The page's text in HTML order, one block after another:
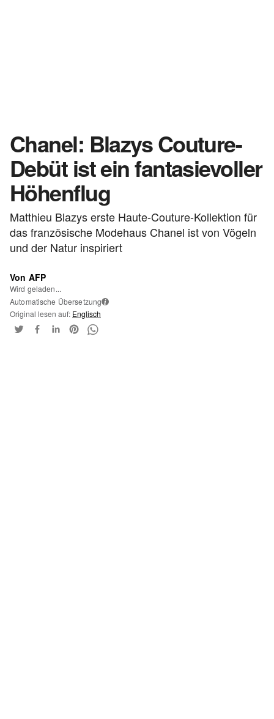
Chanel: Blazys Couture-
Debüt ist ein fantasievoller
Höhenflug
Matthieu Blazys erste Haute-Couture-Kollektion für
das französische Modehaus Chanel ist von Vögeln
und der Natur inspiriert
Von AFP
Wird geladen...
Automatische Übersetzung i
Original lesen auf: Englisch